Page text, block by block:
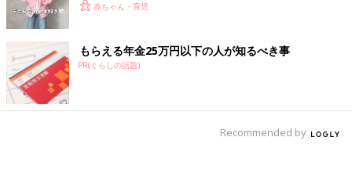
赤ちゃん・育児
もらえる年金25万円以下の人が知るべき事
PR(くらしの話題)
Recommended by